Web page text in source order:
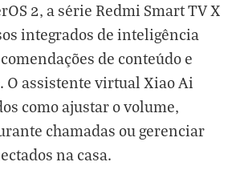
2, a série Redmi Smart TV X
integrados de inteligência
de conteúdo e
O assistente virtual Xiao Ai
como ajustar o volume,
chamadas ou gerenciar
na casa.